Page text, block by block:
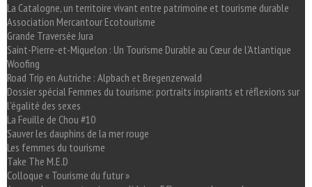
La Catalogne, un territoire vivant entre patrimoine et tourisme durable
Association Mercantour Ecotourisme
Grande Traversée Jura
Saint-Pierre-et-Miquelon : Un Tourisme Durable au Cœur de l'Atlantique
Woofing
Road Trip en Autriche : Alpbach et Bregenzerwald
Dossier spécial Femmes du tourisme: portraits inspirants et réflexions sur
l'égalité des sexes
La Feuille de Chou #10
Sauver les dauphins de la mer rouge
Les femmes du tourisme
Take The M.E.D
Colloque « Tourisme du futur »